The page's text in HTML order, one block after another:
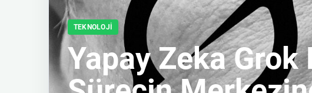
TEKNOLOJI
Yapay Zeka